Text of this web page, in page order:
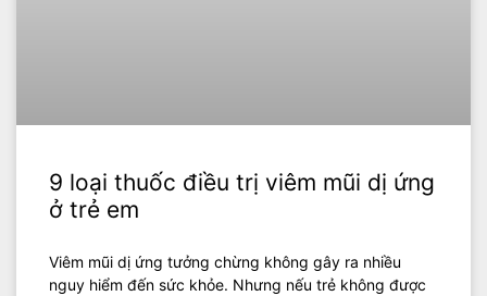
9 loại thuốc điều trị viêm mũi dị ứng
ở trẻ em
Viêm mũi dị ứng tưởng chừng không gây ra nhiều
nguy hiểm đến sức khỏe. Nhưng nếu trẻ không được